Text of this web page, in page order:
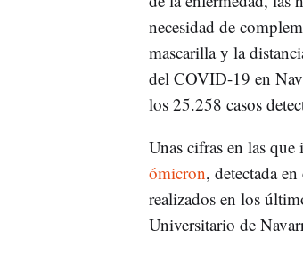
necesidad de
mascarilla y la
del COVID-19 en
los 25.258 casos
Unas cifras en las
ómicron, detectada
realizados en los
Universitario de